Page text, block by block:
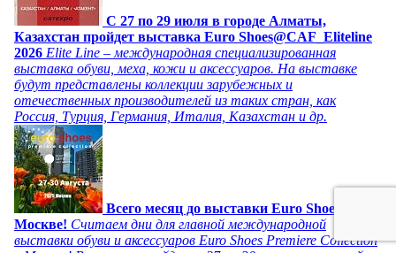
C 27 по 29 июля в городе Алматы,
Казахстан пройдет выставка Euro Shoes@CAF_Eliteline
2026 Elite Line – международная специализированная
выставка обуви, меха, кожи и аксессуаров. На выставке
будут представлены коллекции зарубежных и
отечественных производителей из таких стран, как
Россия, Турция, Германия, Италия, Казахстан и др.
Всего месяц до выставки Euro Shoes в
Москве! Считаем дни для главной международной
выставки обуви и аксессуаров Euro Shoes Premiere Collection